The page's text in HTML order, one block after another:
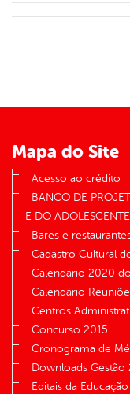
Mapa do Site
Acesso ao crédito
BANCO DE
E DO ADOLESCENTE
Bares e
Cadastro Cultural
Calendário 2020
Calendário
Centros
Concurso 2015
Cronograma de
Downloads
Editais da Educação